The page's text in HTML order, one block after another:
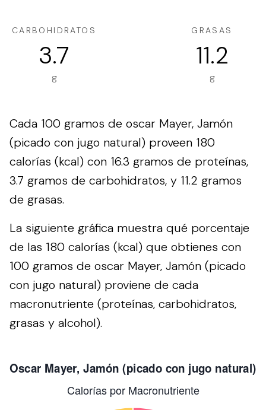
CARBOHIDRATOS
3.7
g
GRASAS
11.2
g
Cada 100 gramos de oscar Mayer, Jamón
(picado con jugo natural) proveen 180
calorías (kcal) con 16.3 gramos de proteínas,
3.7 gramos de carbohidratos, y 11.2 gramos
de grasas.
La siguiente gráfica muestra qué porcentaje
de las 180 calorías (kcal) que obtienes con
100 gramos de oscar Mayer, Jamón (picado
con jugo natural) proviene de cada
macronutriente (proteínas, carbohidratos,
grasas y alcohol).